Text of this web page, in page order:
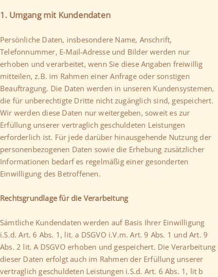
1. Umgang mit Kundendaten
Persönliche Daten, insbesondere Name, Anschrift,
Telefonnummer, E-Mail-Adresse und Bilder werden nur
erhoben und verarbeitet, wenn Sie diese Angaben freiwillig
mitteilen, z.B. im Rahmen einer Anfrage oder sonstigen
Beauftragung. Die Daten werden in unseren Kundensystemen,
die für unberechtigte Dritte nicht zugänglich sind, gespeichert.
Wir werden diese Daten nur weitergeben, soweit es zur
Erfüllung unserer vertraglich geschuldeten Leistungen
erforderlich ist. Für jede darüber hinausgehende Nutzung der
personenbezogenen Daten sowie die Erhebung zusätzlicher
Informationen bedarf es regelmäßig einer gesonderten
Einwilligung des Betroffenen.
Rechtsgrundlage für die Verarbeitung
Sämtliche Kundendaten werden auf Basis Ihrer Einwilligung
i.S.d. Art. 6 Abs. 1, lit. a DSGVO i.V.m. Art. 9 Abs. 1 und Art. 9
Abs. 2 lit. A DSGVO erhoben und gespeichert. Die Verarbeitung
dieser Daten erfolgt auch im Rahmen der Erfüllung unserer
vertraglich geschuldeten Leistungen i.S.d. Art. 6 Abs. 1, lit b